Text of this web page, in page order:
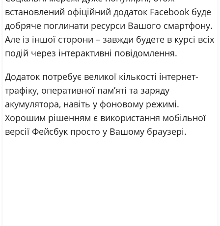
встановлений офіційний додаток Facebook буде
добряче поглинати ресурси Вашого смартфону.
Але із іншої сторони – завжди будете в курсі всіх
подій через інтерактивні повідомлення.
Додаток потребує великої кількості інтернет-
трафіку, оперативної пам’яті та заряду
акумулятора, навіть у фоновому режимі.
Хорошим рішенням є використання мобільної
версії Фейсбук просто у Вашому браузері.